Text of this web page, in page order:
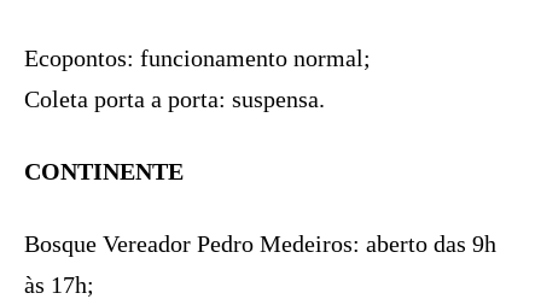
Ecopontos: funcionamento normal;
Coleta porta a porta: suspensa.
CONTINENTE
Bosque Vereador Pedro Medeiros: aberto das 9h
às 17h;